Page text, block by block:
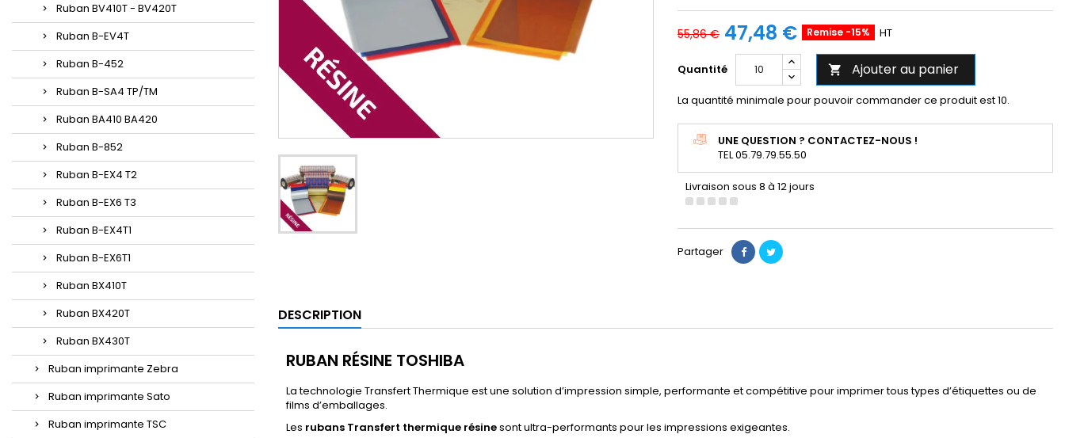
Ruban BV410T - BV420T
Ruban B-EV4T
Ruban B-452
Ruban B-SA4 TP/TM
Ruban BA410 BA420
Ruban B-852
Ruban B-EX4 T2
Ruban B-EX6 T3
Ruban B-EX4T1
Ruban B-EX6T1
Ruban BX410T
Ruban BX420T
Ruban BX430T
Ruban imprimante Zebra
Ruban imprimante Sato
Ruban imprimante TSC
55,86 € 47,48 € Remise -15% HT
Quantité  Ajouter au panier
La quantité minimale pour pouvoir commander ce produit est 10.
UNE QUESTION ? CONTACTEZ-NOUS !
TEL 05.79.79.55.50
Livraison sous 8 à 12 jours
Partager
DESCRIPTION
RUBAN RÉSINE TOSHIBA
La technologie Transfert Thermique est une solution d’impression simple, performante et compétitive pour imprimer tous types d’étiquettes ou de
films d’emballages.
Les rubans Transfert thermique résinesont ultra-performants pour les impressions exigeantes.